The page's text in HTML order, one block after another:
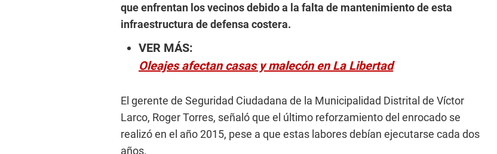
que enfrentan los vecinos debido a la falta de mantenimiento de esta
infraestructura de defensa costera.
VER MÁS:
Oleajes afectan casas y malecón en La Libertad
El gerente de Seguridad Ciudadana de la Municipalidad Distrital de Víctor
Larco, Roger Torres, señaló que el último reforzamiento del enrocado se
realizó en el año 2015, pese a que estas labores debían ejecutarse cada dos
años.